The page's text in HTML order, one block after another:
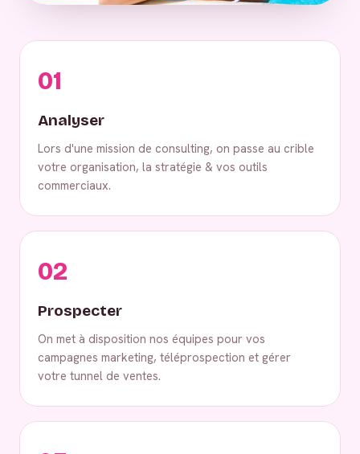
01
Analyser
Lors d'une mission de consulting, on passe au crible
votre organisation, la stratégie & vos outils
commerciaux.
02
Prospecter
On met à disposition nos équipes pour vos
campagnes marketing, téléprospection et gérer
votre tunnel de ventes.